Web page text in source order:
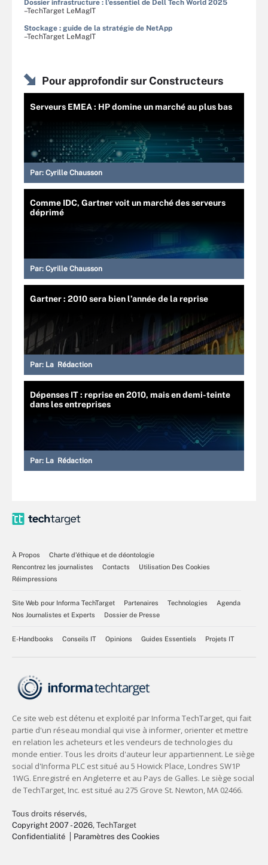
Dossier infrastructure : l'essentiel de Dell Tech World 2025
–TechTarget LeMagIT
Stockage : guide de la stratégie de NetApp
–TechTarget LeMagIT
Pour approfondir sur Constructeurs
Serveurs EMEA : HP domine un marché au plus bas
Par: Cyrille Chausson
Comme IDC, Gartner voit un marché des serveurs
déprimé
Par: Cyrille Chausson
Gartner : 2010 sera bien l’année de la reprise
Par: La Rédaction
Dépenses IT : reprise en 2010, mais en demi-teinte
dans les entreprises
Par: La Rédaction
À Propos
Charte d’éthique et de déontologie
Rencontrez les journalistes
Contacts
Utilisation Des Cookies
Réimpressions
Site Web pour Informa TechTarget Partenaires Technologies
Agenda
Nos Journalistes et Experts
Dossier de Presse
E-Handbooks Conseils IT Opinions Guides Essentiels Projets IT
Tous droits réservés,
Copyright 2007 - 2026, TechTarget
Confidentialité
Paramètres des Cookies